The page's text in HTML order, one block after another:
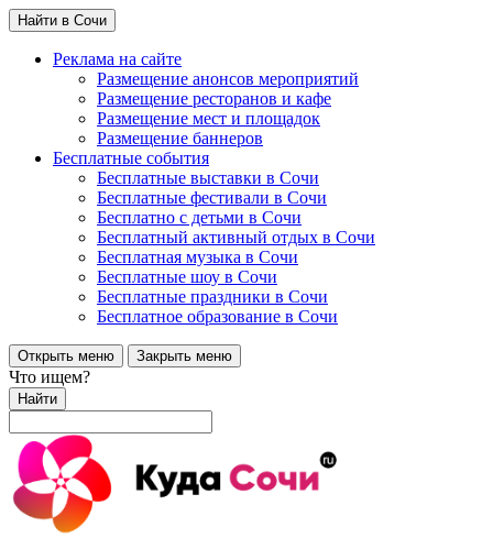
Найти в Сочи
Реклама на сайте
Размещение анонсов мероприятий
Размещение ресторанов и кафе
Размещение мест и площадок
Размещение баннеров
Бесплатные события
Бесплатные выставки в Сочи
Бесплатные фестивали в Сочи
Бесплатно с детьми в Сочи
Бесплатный активный отдых в Сочи
Бесплатная музыка в Сочи
Бесплатные шоу в Сочи
Бесплатные праздники в Сочи
Бесплатное образование в Сочи
Открыть меню Закрыть меню
Что ищем?
Найти